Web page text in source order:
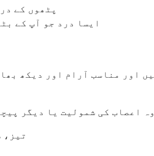
پٹھوں کے
ایسا درد جو آپ کے
اور مناسب آرام اور دیکھ
اعصاب کی شمولیت یا دیگر
تیز،